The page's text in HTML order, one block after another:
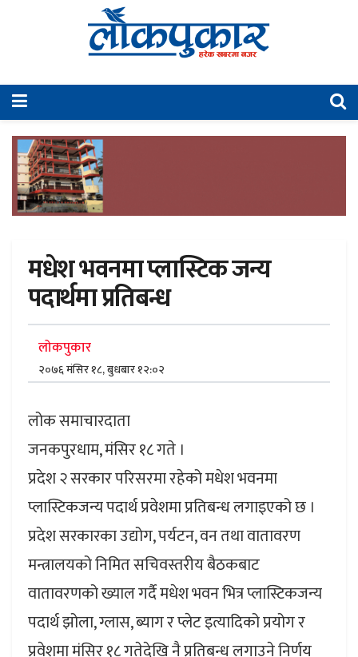
मधेश भवनमा प्लास्टिक जन्य
पदार्थमा प्रतिबन्ध
लोकपुकार
२०७६ मंसिर १८, बुधबार १२:०२
लोक समाचारदाता
जनकपुरधाम, मंसिर १८ गते ।
प्रदेश २ सरकार परिसरमा रहेको मधेश भवनमा
प्लास्टिकजन्य पदार्थ प्रवेशमा प्रतिबन्ध लगाइएको छ ।
प्रदेश सरकारका उद्योग, पर्यटन, वन तथा वातावरण
मन्त्रालयको निमित सचिवस्तरीय बैठकबाट
वातावरणको ख्याल गर्दै मधेश भवन भित्र प्लास्टिकजन्य
पदार्थ झोला, ग्लास, ब्याग र प्लेट इत्यादिको प्रयोग र
प्रवेशमा मंसिर १८ गतेदेखि नै प्रतिबन्ध लगाउने निर्णय